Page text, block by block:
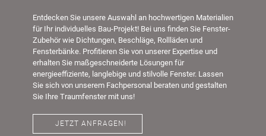
Entdecken Sie unsere Auswahl an hochwertigen Materialien
für Ihr individuelles Bau-Projekt! Bei uns finden Sie Fenster-
Zubehör wie Dichtungen, Beschläge, Rollläden und
Fensterbänke. Profitieren Sie von unserer Expertise und
erhalten Sie maßgeschneiderte Lösungen für
energieeffiziente, langlebige und stilvolle Fenster. Lassen
Sie sich von unserem Fachpersonal beraten und gestalten
Sie Ihre Traumfenster mit uns!
JETZT ANFRAGEN!